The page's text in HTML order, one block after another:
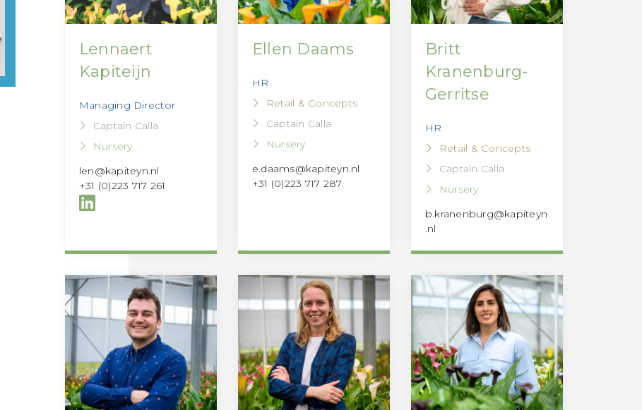
Lennaert
Kapiteijn
Managing Director
Captain Calla
Nursery
len@kapiteyn.nl
+31 (0)223 717 261
Ellen Daams
HR
Retail & Concepts
Captain Calla
Nursery
e.daams@kapiteyn.nl
+31 (0)223 717 287
Britt
Kranenburg-
Gerritse
HR
Retail & Concepts
Captain Calla
Nursery
b.kranenburg@kapiteyn
.nl